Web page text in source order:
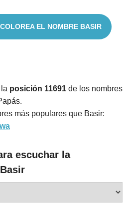
EL NOMBRE BASIR
posición 11691 de los nombres
más populares que Basir:
escuchar la